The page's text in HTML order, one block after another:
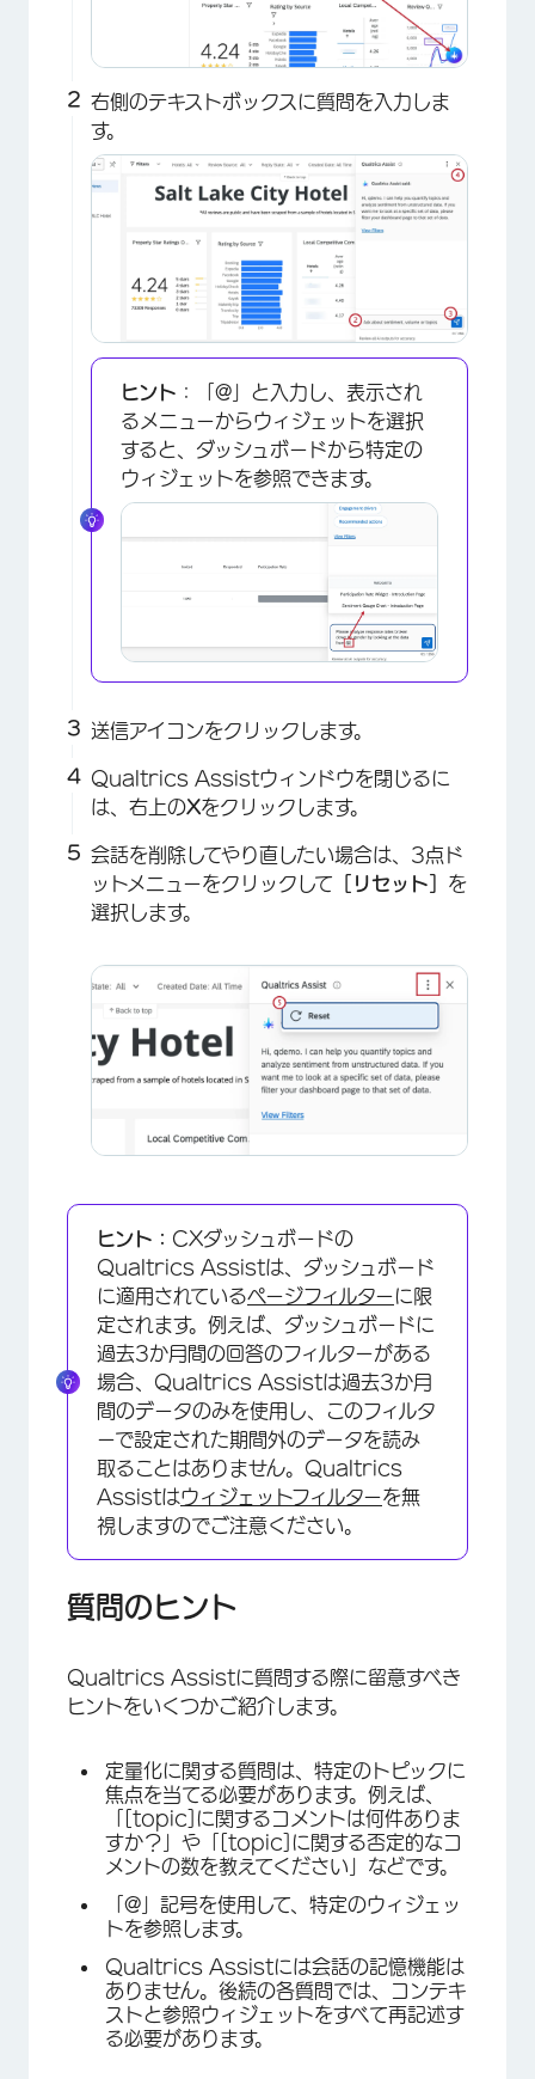
右側のテキストボックスに質問を入力しま
す。
×
ヒント ：「@」と入力し、表示され
るメニューからウィジェットを選択
すると、ダッシュボードから特定の
ウィジェットを参照できます。
×
送信アイコンをクリックします。
Qualtrics Assistウィンドウを閉じるに
は、右上のXをクリックします。
会話を削除してやり直したい場合は、3点ド
ットメニューをクリックして ［リセット］ を
選択します。
×
ヒント： CXダッシュボードの
Qualtrics Assistは、ダッシュボード
に適用されているページフィルターに限
定されます。例えば、ダッシュボードに
過去3か月間の回答のフィルターがある
場合、Qualtrics Assistは過去3か月
間のデータのみを使用し、このフィルタ
ーで設定された期間外のデータを読み
取ることはありません。Qualtrics
Assistはウィジェットフィルターを無
視しますのでご注意ください。
質問のヒント
Qualtrics Assistに質問する際に留意すべき
ヒントをいくつかご紹介します。
定量化に関する質問は、特定のトピックに
焦点を当てる必要があります。例えば、
「[topic]に関するコメントは何件ありま
すか？」や「[topic]に関する否定的なコ
メントの数を教えてください」などです。
「@」記号を使用して、特定のウィジェッ
トを参照します。
Qualtrics Assistには会話の記憶機能は
ありません。後続の各質問では、コンテキ
ストと参照ウィジェットをすべて再記述す
る必要があります。